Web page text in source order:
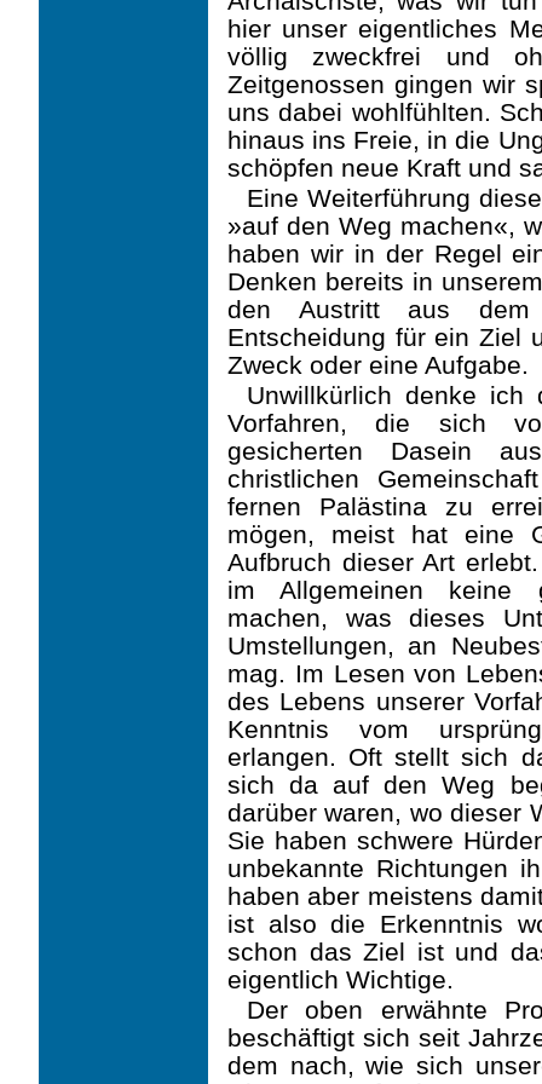
hier unser eigentliches
völlig zweckfrei und
Zeitgenossen gingen wir
uns dabei wohlfühlten.
hinaus ins Freie, in die
schöpfen neue Kraft und
Eine Weiterführung
»auf den Weg machen«,
haben wir in der Regel
Denken bereits in
den Austritt aus dem
Entscheidung für ein Ziel
Zweck oder eine Aufgabe.
Unwillkürlich denke ich
Vorfahren, die sich
gesicherten Dasein
christlichen
fernen Palästina zu
mögen, meist hat eine
Aufbruch dieser Art
im Allgemeinen keine
machen, was dieses
Umstellungen, an
mag. Im Lesen von
des Lebens unserer
Kenntnis vom
erlangen. Oft stellt sich
sich da auf den Weg
darüber waren, wo dieser
Sie haben schwere
unbekannte Richtungen
haben aber meistens
ist also die Erkenntnis
schon das Ziel ist und
eigentlich Wichtige.
Der oben erwähnte
beschäftigt sich seit
dem nach, wie sich